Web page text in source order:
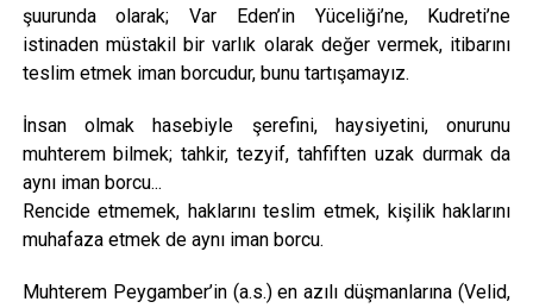
şuurunda olarak; Var Eden’in Yüceliği’ne, Kudreti’ne
istinaden müstakil bir varlık olarak değer vermek, itibarını
teslim etmek iman borcudur, bunu tartışamayız.
İnsan olmak hasebiyle şerefini, haysiyetini, onurunu
muhterem bilmek; tahkir, tezyif, tahfiften uzak durmak da
aynı iman borcu...
Rencide etmemek, haklarını teslim etmek, kişilik haklarını
muhafaza etmek de aynı iman borcu.
Muhterem Peygamber’in (a.s.) en azılı düşmanlarına (Velid,